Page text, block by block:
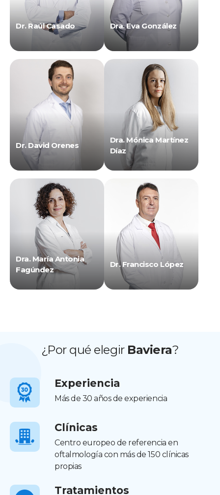
Dr. Raúl Casado Dra. Eva González
Dr. David Orenes
Dra. Mónica Martínez
Díaz
Dra. María Antonia
Fagúndez
Dr. Francisco López
¿Por qué elegir Baviera?
Experiencia
Más de 30 años de experiencia
Clínicas
Centro europeo de referencia en
oftalmología con más de 150 clínicas
propias
Tratamientos